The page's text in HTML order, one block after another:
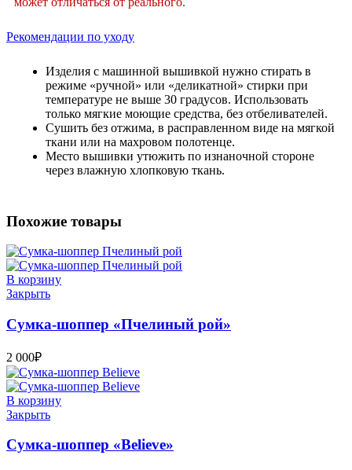
Рекомендации по уходу
Изделия с машинной вышивкой нужно стирать в
режиме «ручной» или «деликатной» стирки при
температуре не выше 30 градусов. Использовать
только мягкие моющие средства, без отбеливателей.
Сушить без отжима, в расправленном виде на мягкой
ткани или на махровом полотенце.
Место вышивки утюжить по изнаночной стороне
через влажную хлопковую ткань.
Похожие товары
В корзину
Закрыть
Сумка-шоппер «Пчелиный рой»
2 000₽
В корзину
Закрыть
Сумка-шоппер «Believe»